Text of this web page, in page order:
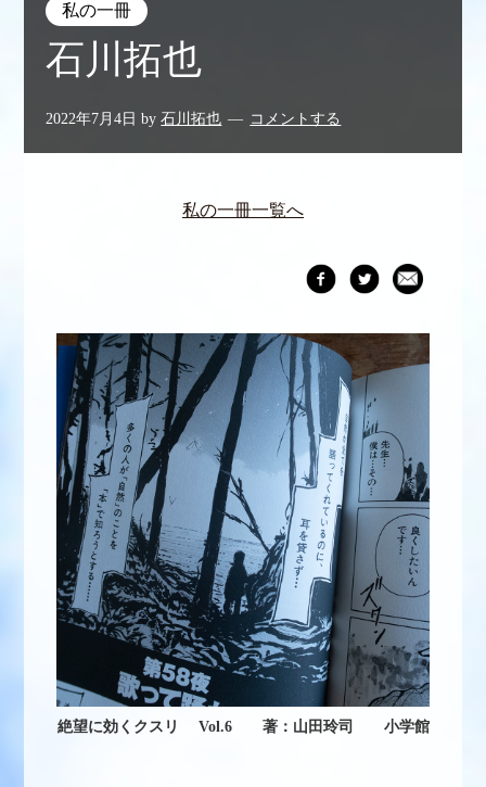
私の一冊
石川拓也
2022年7月4日 by石川拓也 コメントする
私の一冊一覧へ
絶望に効くクスリ Vol.6 著：山田玲司 小学館